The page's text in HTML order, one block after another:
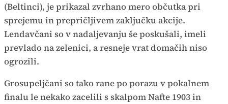
(Beltinci), je prikazal zvrhano mero občutka pri
sprejemu in prepričljivem zaključku akcije.
Lendavčani so v nadaljevanju še poskušali, imeli
prevlado na zelenici, a resneje vrat domačih niso
ogrozili.
Grosupeljčani so tako rane po porazu v pokalnem
finalu le nekako zacelili s skalpom Nafte 1903 in